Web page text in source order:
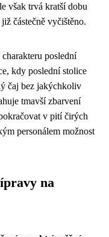
však trvá kratší dobu
částečně vyčištěno.
poslední
kdy poslední stolice
čaj bez jakýchkoliv
tmavší zbarvení
v pití čirých
personálem možnost
na